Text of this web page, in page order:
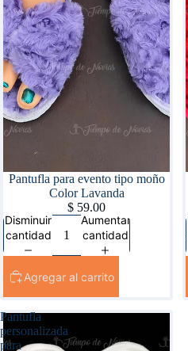
Pantufla para evento tipo moño
Color Lavanda
$ 59.00
Disminuir
cantidad
Aumentar
cantidad
Agregar al carrito
Pantufla
personalizada
para